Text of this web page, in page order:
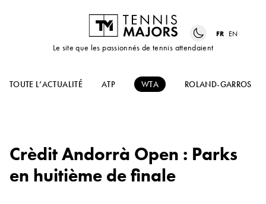
Le site que les passionnés de tennis attendaient
FR EN
TOUTE L’ACTUALITÉ ATP WTA ROLAND-GARROS
Crèdit Andorrà Open : Parks
en huitième de finale